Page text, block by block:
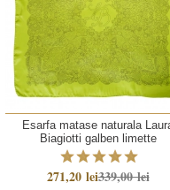
Esarfa matase naturala
Biagiotti galben limette
271,20 lei339,00 lei